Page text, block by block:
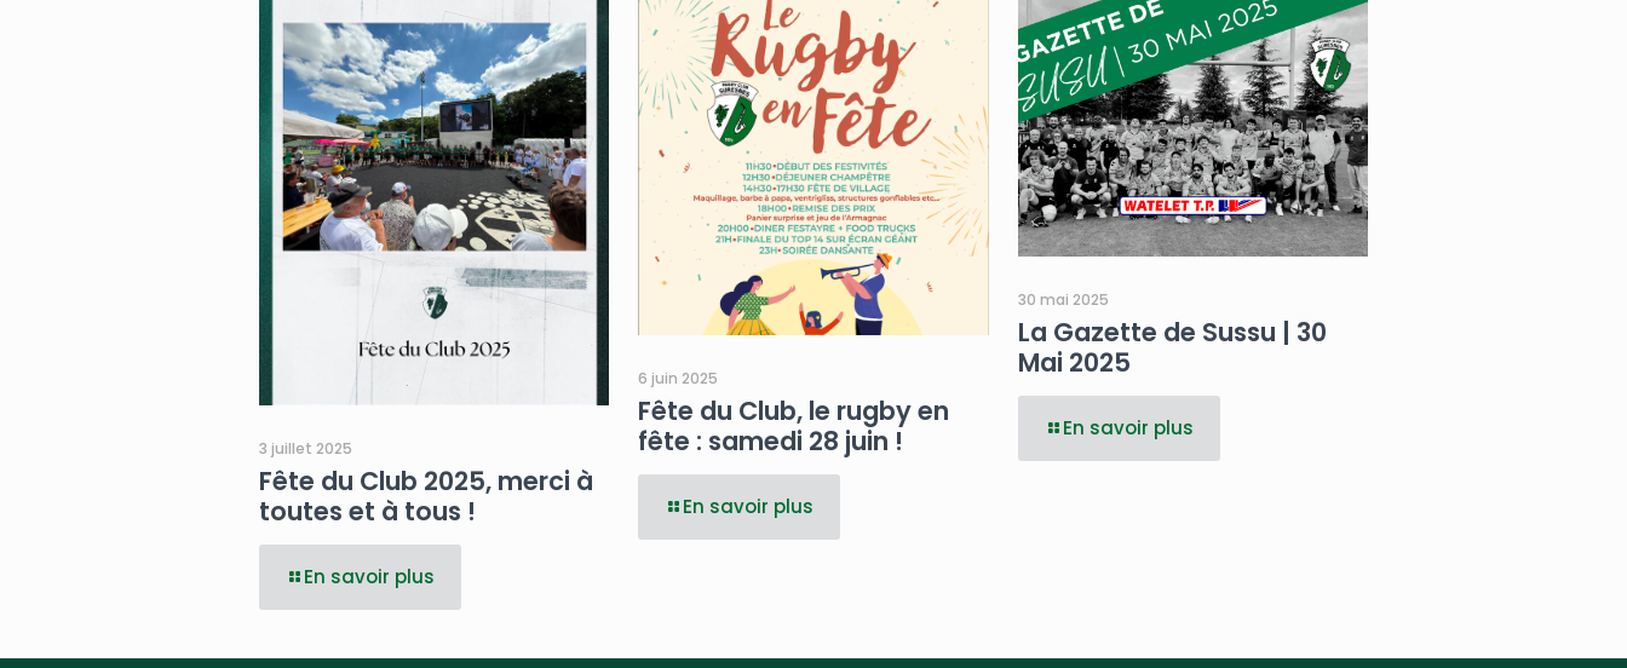
3 juillet 2025
Fête du Club 2025, merci à
toutes et à tous !
En savoir plus
6 juin 2025
Fête du Club, le rugby en
fête : samedi 28 juin !
En savoir plus
30 mai 2025
La Gazette de Sussu | 30
Mai 2025
En savoir plus